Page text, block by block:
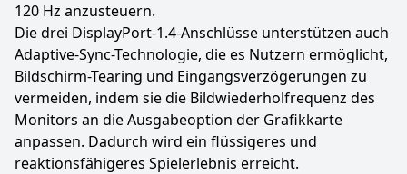
120 Hz anzusteuern.
Die drei DisplayPort-1.4-Anschlüsse unterstützen auch
Adaptive-Sync-Technologie, die es Nutzern ermöglicht,
Bildschirm-Tearing und Eingangsverzögerungen zu
vermeiden, indem sie die Bildwiederholfrequenz des
Monitors an die Ausgabeoption der Grafikkarte
anpassen. Dadurch wird ein flüssigeres und
reaktionsfähigeres Spielerlebnis erreicht.